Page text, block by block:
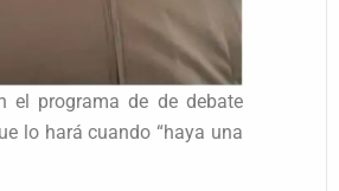
el programa de de debate
lo hará cuando “haya una